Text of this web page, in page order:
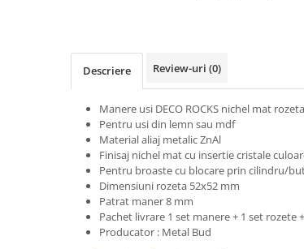
Progress 10 mm
Robusto 12 mm
Descriere Review-uri (0)
Manere usi DECO ROCKS nichel mat
Pentru usi din lemn sau mdf
Material aliaj metalic ZnAl
Finisaj nichel mat cu insertie cristale
Pentru broastecu blocare prin cilindru/
Dimensiuni rozeta 52x52 mm
Patrat maner 8 mm
Pachet livrare 1 set manere + 1 set
Producator : Metal Bud